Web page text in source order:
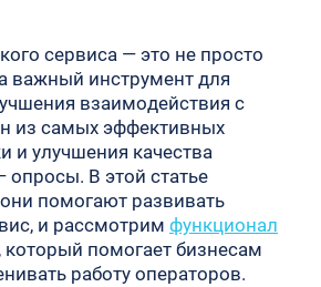
сервиса — это не просто
важный инструмент для
взаимодействия с
из самых эффективных
и улучшения качества
В этой статье
помогают развивать
и рассмотрим функционал
, который помогает бизнесам
работу операторов.